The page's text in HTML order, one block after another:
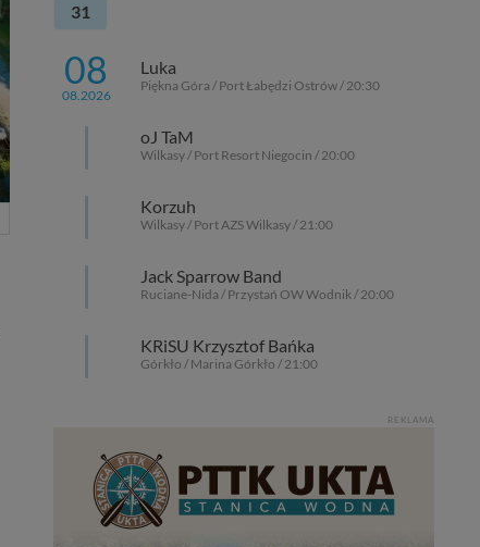
31
08
08.2026
Luka
Piękna Góra / Port Łabędzi Ostrów / 20:30
oJ TaM
Wilkasy / Port Resort Niegocin / 20:00
Korzuh
Wilkasy / Port AZS Wilkasy / 21:00
Jack Sparrow Band
Ruciane-Nida / Przystań OW Wodnik / 20:00
KRiSU Krzysztof Bańka
Górkło / Marina Górkło / 21:00
REKLAMA